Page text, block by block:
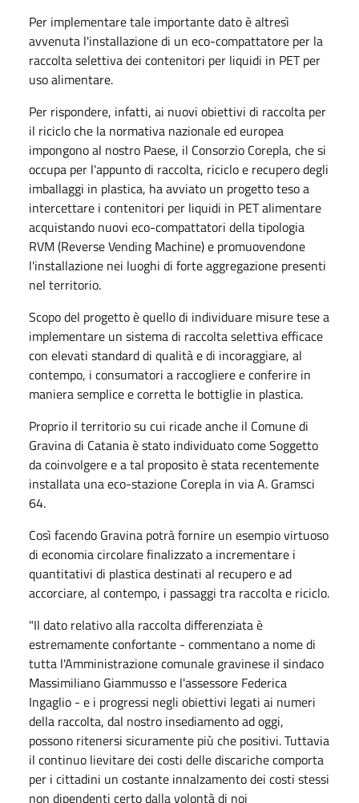
Per implementare tale importante dato è altresì
avvenuta l'installazione di un eco-compattatore per la
raccolta selettiva dei contenitori per liquidi in PET per
uso alimentare.
Per rispondere, infatti, ai nuovi obiettivi di raccolta per
il riciclo che la normativa nazionale ed europea
impongono al nostro Paese, il Consorzio Corepla, che si
occupa per l'appunto di raccolta, riciclo e recupero degli
imballaggi in plastica, ha avviato un progetto teso a
intercettare i contenitori per liquidi in PET alimentare
acquistando nuovi eco-compattatori della tipologia
RVM (Reverse Vending Machine) e promuovendone
l'installazione nei luoghi di forte aggregazione presenti
nel territorio.
Scopo del progetto è quello di individuare misure tese a
implementare un sistema di raccolta selettiva efficace
con elevati standard di qualità e di incoraggiare, al
contempo, i consumatori a raccogliere e conferire in
maniera semplice e corretta le bottiglie in plastica.
Proprio il territorio su cui ricade anche il Comune di
Gravina di Catania è stato individuato come Soggetto
da coinvolgere e a tal proposito è stata recentemente
installata una eco-stazione Corepla in via A. Gramsci
64.
Così facendo Gravina potrà fornire un esempio virtuoso
di economia circolare finalizzato a incrementare i
quantitativi di plastica destinati al recupero e ad
accorciare, al contempo, i passaggi tra raccolta e riciclo.
"Il dato relativo alla raccolta differenziata è
estremamente confortante - commentano a nome di
tutta l'Amministrazione comunale gravinese il sindaco
Massimiliano Giammusso e l'assessore Federica
Ingaglio - e i progressi negli obiettivi legati ai numeri
della raccolta, dal nostro insediamento ad oggi,
possono ritenersi sicuramente più che positivi. Tuttavia
il continuo lievitare dei costi delle discariche comporta
per i cittadini un costante innalzamento dei costi stessi
non dipendenti certo dalla volontà di noi